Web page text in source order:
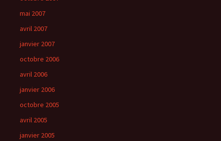
mai 2007
avril 2007
janvier 2007
octobre 2006
avril 2006
janvier 2006
octobre 2005
avril 2005
janvier 2005